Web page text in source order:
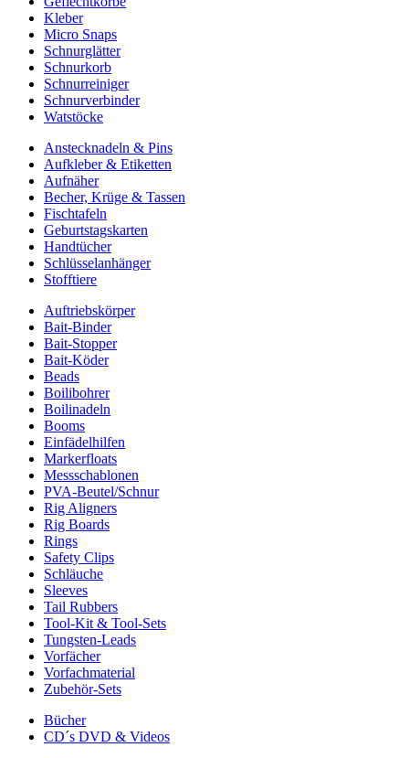
Kleber
Micro Snaps
Schnurglätter
Schnurkorb
Schnurreiniger
Schnurverbinder
Watstöcke
Anstecknadeln & Pins
Aufkleber & Etiketten
Aufnäher
Becher, Krüge & Tassen
Fischtafeln
Geburtstagskarten
Handtücher
Schlüsselanhänger
Stofftiere
Auftriebskörper
Bait-Binder
Bait-Stopper
Bait-Köder
Beads
Boilibohrer
Boilinadeln
Booms
Einfädelhilfen
Markerfloats
Messschablonen
PVA-Beutel/Schnur
Rig Aligners
Rig Boards
Rings
Safety Clips
Schläuche
Sleeves
Tail Rubbers
Tool-Kit & Tool-Sets
Tungsten-Leads
Vorfächer
Vorfachmaterial
Zubehör-Sets
Bücher
CD´s DVD & Videos